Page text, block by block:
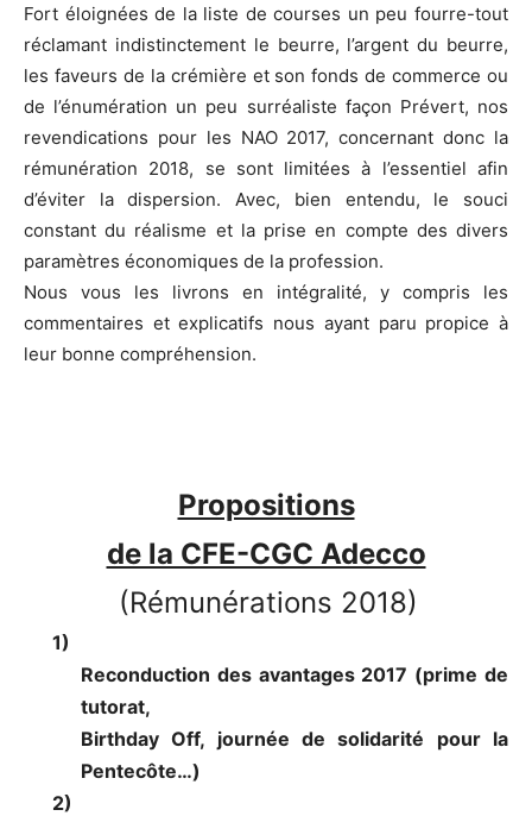
Fort éloignées de la liste de courses un peu fourre-tout
réclamant indistinctement le beurre, l’argent du beurre,
les faveurs de la crémière et son fonds de commerce ou
de l’énumération un peu surréaliste façon Prévert, nos
revendications pour les NAO 2017, concernant donc la
rémunération 2018, se sont limitées à l’essentiel afin
d’éviter la dispersion. Avec, bien entendu, le souci
constant du réalisme et la prise en compte des divers
paramètres économiques de la profession.
Nous vous les livrons en intégralité, y compris les
commentaires et explicatifs nous ayant paru propice à
leur bonne compréhension.
Propositions
de la CFE-CGC Adecco
(Rémunérations 2018)
1)
Reconduction des avantages 2017 (prime de
tutorat,
Birthday Off, journée de solidarité pour la
Pentecôte…)
2)